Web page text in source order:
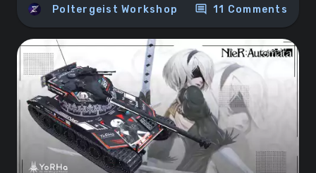
Poltergeist Workshop comment 11 Comments